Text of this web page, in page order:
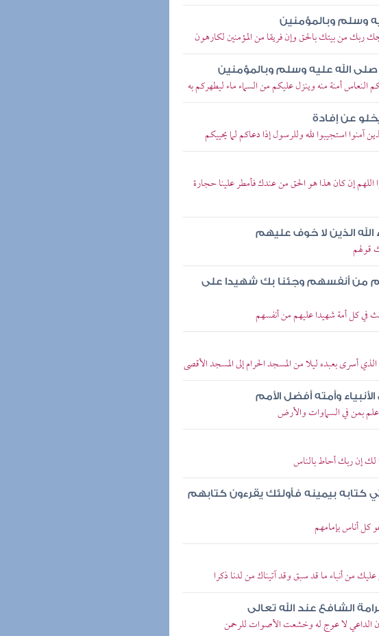
وسلم وبالمؤمنين
ربك من بيتك بالحق وإن فريقا من المؤمنين لكارهون
صلى الله عليه وسلم وبالمؤمنين
النعاس أمنة منه وينزل عليكم من السماء ماء ليطهركم به
عن إفادة
آمنوا استجيبوا لله وللرسول إذا دعاكم لما يحييكم
اللهم إن كان هذا هو الحق من عندك فأمطر علينا حجارة
الله الذين لا خوف عليهم
قولهم
من أنفسهم وجئنا بك شهيدا على
في كل أمة شهيدا عليهم من أنفسهم
أسرى بعبده ليلا من المسجد الحرام إلى المسجد الأقصى
وأمته أفضل الأمم
بمن في السماوات والأرض
لك إن ربك أحاط بالناس
بيمينه فأولئك يقرءون كتابهم
كل أناس بإمامهم
من أنباء ما قد سبق وقد آتيناك من لدنا ذكرا
الشافع عند الله تعالى
الداعي لا عوج له وخشعت الأصوات للرحمن